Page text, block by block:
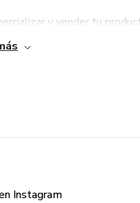
y vender tu
Instagram